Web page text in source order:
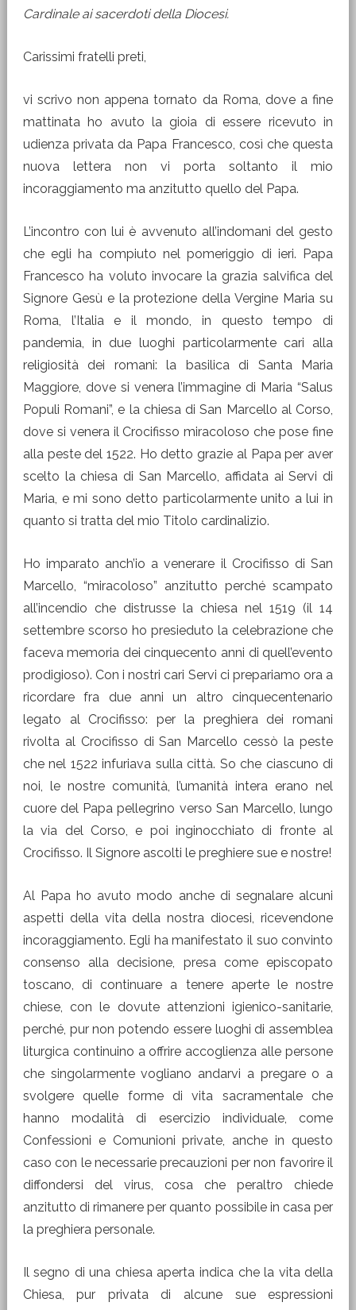
Cardinale ai sacerdoti della Diocesi.
Carissimi fratelli preti,
vi scrivo non appena tornato da Roma, dove a fine
mattinata ho avuto la gioia di essere ricevuto in
udienza privata da Papa Francesco, così che questa
nuova lettera non vi porta soltanto il mio
incoraggiamento ma anzitutto quello del Papa.
L’incontro con lui è avvenuto all’indomani del gesto
che egli ha compiuto nel pomeriggio di ieri. Papa
Francesco ha voluto invocare la grazia salvifica del
Signore Gesù e la protezione della Vergine Maria su
Roma, l’Italia e il mondo, in questo tempo di
pandemia, in due luoghi particolarmente cari alla
religiosità dei romani: la basilica di Santa Maria
Maggiore, dove si venera l’immagine di Maria “Salus
Populi Romani”, e la chiesa di San Marcello al Corso,
dove si venera il Crocifisso miracoloso che pose fine
alla peste del 1522. Ho detto grazie al Papa per aver
scelto la chiesa di San Marcello, affidata ai Servi di
Maria, e mi sono detto particolarmente unito a lui in
quanto si tratta del mio Titolo cardinalizio.
Ho imparato anch’io a venerare il Crocifisso di San
Marcello, “miracoloso” anzitutto perché scampato
all’incendio che distrusse la chiesa nel 1519 (il 14
settembre scorso ho presieduto la celebrazione che
faceva memoria dei cinquecento anni di quell’evento
prodigioso). Con i nostri cari Servi ci prepariamo ora a
ricordare fra due anni un altro cinquecentenario
legato al Crocifisso: per la preghiera dei romani
rivolta al Crocifisso di San Marcello cessò la peste
che nel 1522 infuriava sulla città. So che ciascuno di
noi, le nostre comunità, l’umanità intera erano nel
cuore del Papa pellegrino verso San Marcello, lungo
la via del Corso, e poi inginocchiato di fronte al
Crocifisso. Il Signore ascolti le preghiere sue e nostre!
Al Papa ho avuto modo anche di segnalare alcuni
aspetti della vita della nostra diocesi, ricevendone
incoraggiamento. Egli ha manifestato il suo convinto
consenso alla decisione, presa come episcopato
toscano, di continuare a tenere aperte le nostre
chiese, con le dovute attenzioni igienico-sanitarie,
perché, pur non potendo essere luoghi di assemblea
liturgica continuino a offrire accoglienza alle persone
che singolarmente vogliano andarvi a pregare o a
svolgere quelle forme di vita sacramentale che
hanno modalità di esercizio individuale, come
Confessioni e Comunioni private, anche in questo
caso con le necessarie precauzioni per non favorire il
diffondersi del virus, cosa che peraltro chiede
anzitutto di rimanere per quanto possibile in casa per
la preghiera personale.
Il segno di una chiesa aperta indica che la vita della
Chiesa, pur privata di alcune sue espressioni